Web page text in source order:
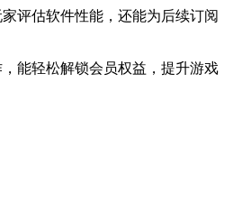
评估软件性能，还能为后续订阅
能轻松解锁会员权益，提升游戏